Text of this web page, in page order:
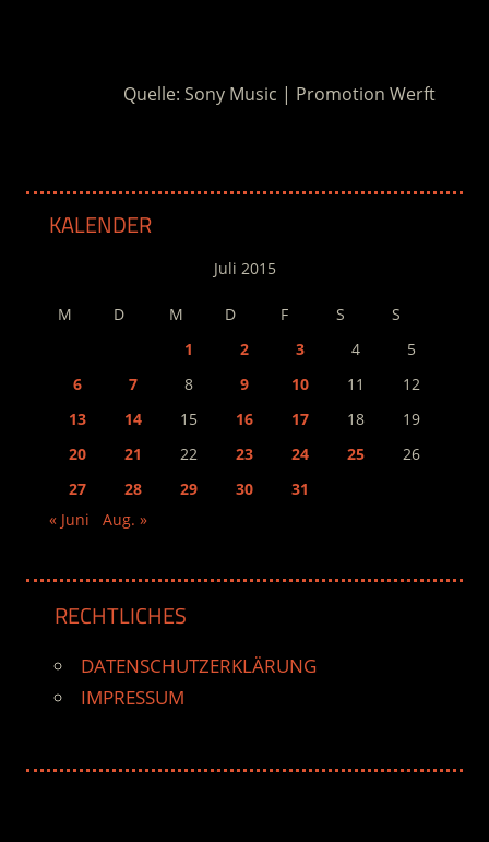
Quelle: Sony Music | Promotion Werft
KALENDER
Juli 2015
M D M D F S
S
1
2 3 4
5
6
7 8 9 10 11
12
13
14 15 16 17 18
19
20
21 22 23 24 25
26
27
28 29 30
31
« Juni
Aug. »
RECHTLICHES
DATENSCHUTZERKLÄRUNG
IMPRESSUM